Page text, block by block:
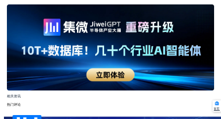
相关资讯
热门评论
首页